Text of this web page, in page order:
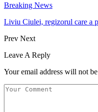
Breaking News
Liviu Ciulei, regizorul care a
Prev Next
Leave A Reply
Your email address will not